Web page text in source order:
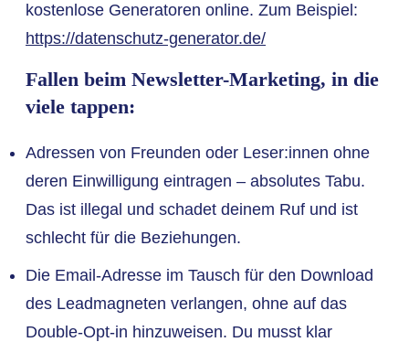
kostenlose Generatoren online. Zum Beispiel:
https://datenschutz-generator.de/
Fallen beim Newsletter-Marketing, in die
viele tappen:
Adressen von Freunden oder Leser:innen ohne
deren Einwilligung eintragen – absolutes Tabu.
Das ist illegal und schadet deinem Ruf und ist
schlecht für die Beziehungen.
Die Email-Adresse im Tausch für den Download
des Leadmagneten verlangen, ohne auf das
Double-Opt-in hinzuweisen. Du musst klar